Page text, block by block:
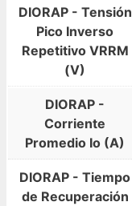
DIORAP - Tensión
Pico Inverso
Repetitivo VRRM
(V)
DIORAP -
Corriente
Promedio Io (A)
DIORAP - Tiempo
de Recuperación